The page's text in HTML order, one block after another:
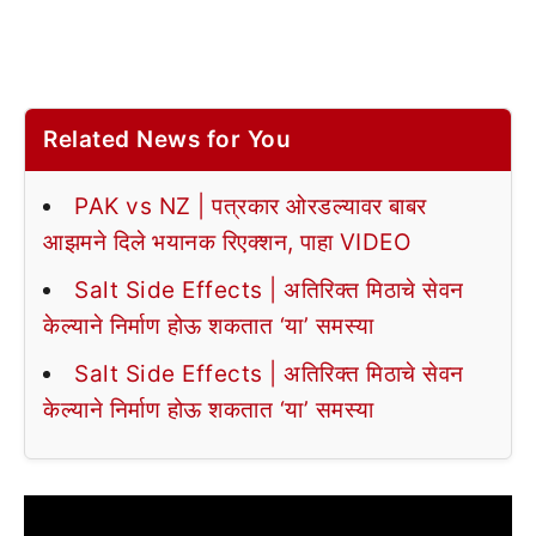
Related News for You
PAK vs NZ | पत्रकार ओरडल्यावर बाबर
आझमने दिले भयानक रिएक्शन, पाहा VIDEO
Salt Side Effects | अतिरिक्त मिठाचे सेवन
केल्याने निर्माण होऊ शकतात ‘या’ समस्या
Salt Side Effects | अतिरिक्त मिठाचे सेवन
केल्याने निर्माण होऊ शकतात ‘या’ समस्या